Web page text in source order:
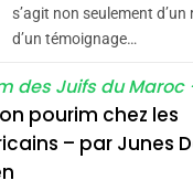
Maroc : Les
De Tafraout,
De Tadla
Consacrés
Du Terroir
DAFINA MAROC
Oeil
s’agit non seulement d’un
d’un témoignage…
des Juifs du Maroc
pourim chez les
– par Junes